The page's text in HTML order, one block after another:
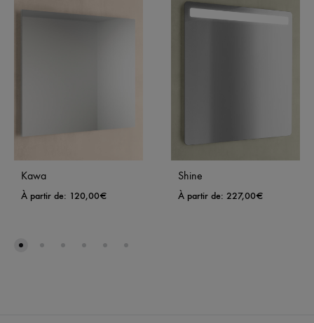
Kawa
À partir de: 120,00€
Shine
À partir de: 227,00€